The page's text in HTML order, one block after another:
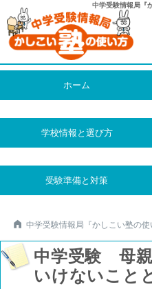
中学受験情報局『
ホーム
学校情報と選び方
受験準備と対策
中学受験情報局『かしこい塾の使
中学受験 母
いけないこと